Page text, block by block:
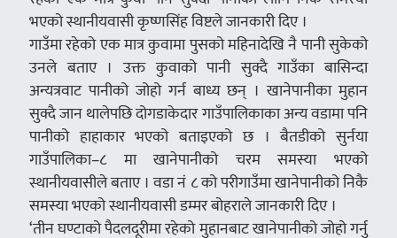
भएको स्थानीयवासी कृष्णसिंह विष्टले जानकारी दिए ।
गाउँमा रहेको एक मात्र कुवामा पुसको महिनादेखि नै पानी सुकेको
उनले बताए । उक्त कुवाको पानी सुक्दै गाउँका बासिन्दा
अन्यत्रवाट पानीको जोहो गर्न बाध्य छन् । खानेपानीका मुहान
सुक्दै जान थालेपछि दोगडाकेदार गाउँपालिकाका अन्य वडामा पनि
पानीको हाहाकार भएको बताइएको छ । बैतडीको सुर्नया
गाउँपालिका–८ मा खानेपानीको चरम समस्या भएको
स्थानीयवासीले बताए । वडा नं ८ को परीगाउँमा खानेपानीको निकै
समस्या भएको स्थानीयवासी डम्मर बोहराले जानकारी दिए ।
‘तीन घण्टाको पैदलदूरीमा रहेको मुहानबाट खानेपानीको जोहो गर्नु